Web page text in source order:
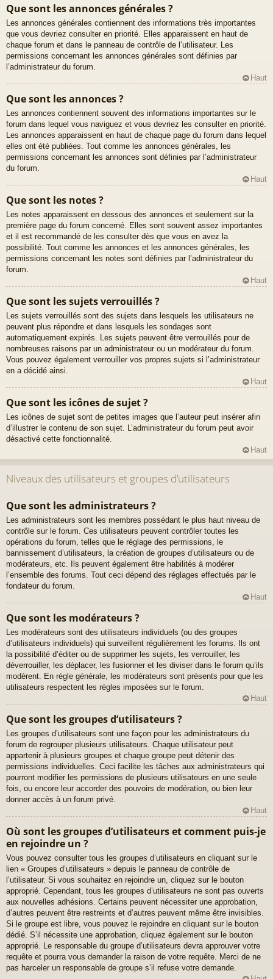
Que sont les annonces générales ?
Les annonces générales contiennent des informations très importantes
que vous devriez consulter en priorité. Elles apparaissent en haut de
chaque forum et dans le panneau de contrôle de l’utilisateur. Les
permissions concernant les annonces générales sont définies par
l’administrateur du forum.
Haut
Que sont les annonces ?
Les annonces contiennent souvent des informations importantes sur le
forum dans lequel vous naviguez et vous devriez les consulter en priorité.
Les annonces apparaissent en haut de chaque page du forum dans lequel
elles ont été publiées. Tout comme les annonces générales, les
permissions concernant les annonces sont définies par l’administrateur
du forum.
Haut
Que sont les notes ?
Les notes apparaissent en dessous des annonces et seulement sur la
première page du forum concerné. Elles sont souvent assez importantes
et il est recommandé de les consulter dès que vous en avez la
possibilité. Tout comme les annonces et les annonces générales, les
permissions concernant les notes sont définies par l’administrateur du
forum.
Haut
Que sont les sujets verrouillés ?
Les sujets verrouillés sont des sujets dans lesquels les utilisateurs ne
peuvent plus répondre et dans lesquels les sondages sont
automatiquement expirés. Les sujets peuvent être verrouillés pour de
nombreuses raisons par un administrateur ou un modérateur du forum.
Vous pouvez également verrouiller vos propres sujets si l’administrateur
en a décidé ainsi.
Haut
Que sont les icônes de sujet ?
Les icônes de sujet sont de petites images que l’auteur peut insérer afin
d’illustrer le contenu de son sujet. L’administrateur du forum peut avoir
désactivé cette fonctionnalité.
Haut
Niveaux des utilisateurs et groupes d’utilisateurs
Que sont les administrateurs ?
Les administrateurs sont les membres possédant le plus haut niveau de
contrôle sur le forum. Ces utilisateurs peuvent contrôler toutes les
opérations du forum, telles que le réglage des permissions, le
bannissement d’utilisateurs, la création de groupes d’utilisateurs ou de
modérateurs, etc. Ils peuvent également être habilités à modérer
l’ensemble des forums. Tout ceci dépend des réglages effectués par le
fondateur du forum.
Haut
Que sont les modérateurs ?
Les modérateurs sont des utilisateurs individuels (ou des groupes
d’utilisateurs individuels) qui surveillent régulièrement les forums. Ils ont
la possibilité d’éditer ou de supprimer les sujets, les verrouiller, les
déverrouiller, les déplacer, les fusionner et les diviser dans le forum qu’ils
modèrent. En règle générale, les modérateurs sont présents pour que les
utilisateurs respectent les règles imposées sur le forum.
Haut
Que sont les groupes d’utilisateurs ?
Les groupes d’utilisateurs sont une façon pour les administrateurs du
forum de regrouper plusieurs utilisateurs. Chaque utilisateur peut
appartenir à plusieurs groupes et chaque groupe peut détenir des
permissions individuelles. Ceci facilite les tâches aux administrateurs qui
pourront modifier les permissions de plusieurs utilisateurs en une seule
fois, ou encore leur accorder des pouvoirs de modération, ou bien leur
donner accès à un forum privé.
Haut
Où sont les groupes d’utilisateurs et comment puis-je
en rejoindre un ?
Vous pouvez consulter tous les groupes d’utilisateurs en cliquant sur le
lien « Groupes d’utilisateurs » depuis le panneau de contrôle de
l’utilisateur. Si vous souhaitez en rejoindre un, cliquez sur le bouton
approprié. Cependant, tous les groupes d’utilisateurs ne sont pas ouverts
aux nouvelles adhésions. Certains peuvent nécessiter une approbation,
d’autres peuvent être restreints et d’autres peuvent même être invisibles.
Si le groupe est libre, vous pouvez le rejoindre en cliquant sur le bouton
dédié. S’il nécessite une approbation, cliquez également sur le bouton
approprié. Le responsable du groupe d’utilisateurs devra approuver votre
requête et pourra vous demander la raison de votre requête. Merci de ne
pas harceler un responsable de groupe s’il refuse votre demande.